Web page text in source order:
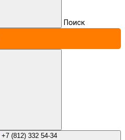
Поиск
+7 (812) 332 54-34